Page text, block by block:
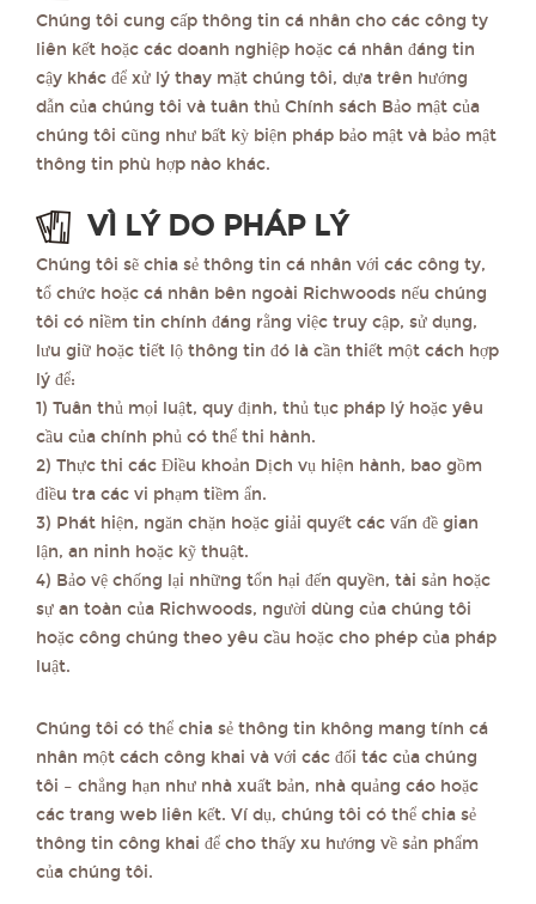
Chúng tôi cung cấp thông tin cá nhân cho các công ty
liên kết hoặc các doanh nghiệp hoặc cá nhân đáng tin
cậy khác để xử lý thay mặt chúng tôi, dựa trên hướng
dẫn của chúng tôi và tuân thủ Chính sách Bảo mật của
chúng tôi cũng như bất kỳ biện pháp bảo mật và bảo mật
thông tin phù hợp nào khác.
VÌ LÝ DO PHÁP LÝ
Chúng tôi sẽ chia sẻ thông tin cá nhân với các công ty,
tổ chức hoặc cá nhân bên ngoài Richwoods nếu chúng
tôi có niềm tin chính đáng rằng việc truy cập, sử dụng,
lưu giữ hoặc tiết lộ thông tin đó là cần thiết một cách hợp
lý để:
1) Tuân thủ mọi luật, quy định, thủ tục pháp lý hoặc yêu
cầu của chính phủ có thể thi hành.
2) Thực thi các Điều khoản Dịch vụ hiện hành, bao gồm
điều tra các vi phạm tiềm ẩn.
3) Phát hiện, ngăn chặn hoặc giải quyết các vấn đề gian
lận, an ninh hoặc kỹ thuật.
4) Bảo vệ chống lại những tổn hại đến quyền, tài sản hoặc
sự an toàn của Richwoods, người dùng của chúng tôi
hoặc công chúng theo yêu cầu hoặc cho phép của pháp
luật.
Chúng tôi có thể chia sẻ thông tin không mang tính cá
nhân một cách công khai và với các đối tác của chúng
tôi – chẳng hạn như nhà xuất bản, nhà quảng cáo hoặc
các trang web liên kết. Ví dụ, chúng tôi có thể chia sẻ
thông tin công khai để cho thấy xu hướng về sản phẩm
của chúng tôi.